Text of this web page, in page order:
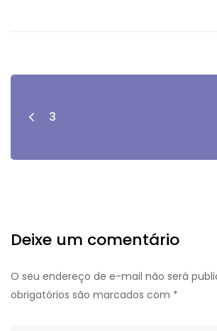
3
Deixe um comentário
O seu endereço de e-mail não será
obrigatórios são marcados com *